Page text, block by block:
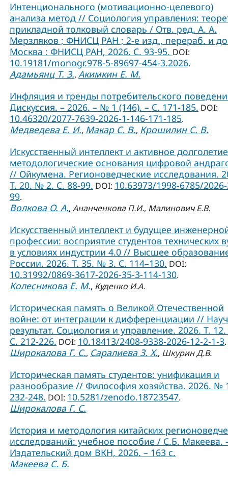
Интенционального (мотивационно-целевого)
анализа метод // Социология управления:
прикладной толковый словарь / Отв. ред. А. А.
Мерзляков ; ФНИСЦ РАН ; 2-е изд., перераб. и
Москва : ФНИСЦ РАН, 2026. С. 93-95. DOI:
10.19181/monogr.978-5-89697-454-3.2026.
Адамьянц Т. З., Акимкин Е. М.
Инфляция и тренды потребительского
Дискуссия. – 2026. – № 1 (146). – С. 171-185. DOI:
10.46320/2077-7639-2026-1-146-171-185.
Медведева Е. И., Макар С. В., Крошилин С. В.
Искусственный интеллект и активное
методологические основания цифровой
// Ойкумена. Регионоведческие исследования.
Т. 20. № 2. С. 88-99. DOI: 10.63973/1998-6785/
99.
Волкова О. А., Ананченкова П.И., Малинович Е.В.
Искусственный интеллект и будущее
профессии: восприятие студентов технических
в условиях индустрии 4.0 // Высшее
России. 2026. Т. 35. № 3. С. 114–130. DOI:
10.31992/0869-3617-2026-35-3-114-130.
Колесникова Е. М., Куденко И.А.
Историческая память о Великой Отечественной
войне: от интеграции к дифференциации //
результат. Социология и управление. 2026. Т.
С. 212-226. DOI: 10.18413/2408-9338-2026-12-2-1-3.
Широкалова Г. С., Саралиева З. Х., Шкурин Д.В.
Историческая память студентов: унификация и
разнообразие // Философия хозяйства. 2026. №
232-248. DOI: 10.5281/zenodo.18723547.
Широкалова Г. С.
История и методология китайских
исследований: учебное пособие / С.Б. Макеева.
Издательский дом ВКН, 2026. – 163 с.
Макеева С. Б.